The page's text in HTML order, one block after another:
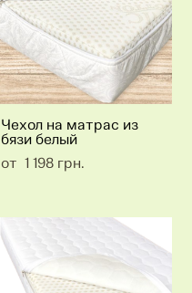
Чехол на матрас из
бязи белый
от 1 198 грн.